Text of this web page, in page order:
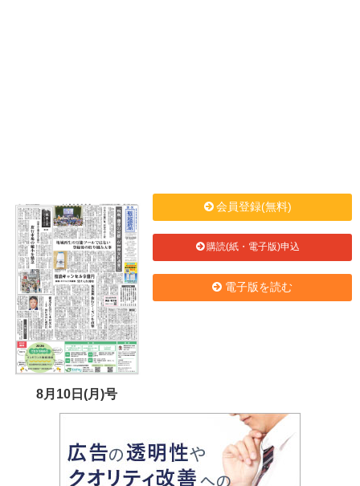
8月10日(月)号
会員登録(無料)
購読(紙・電子版)申込
電子版を読む